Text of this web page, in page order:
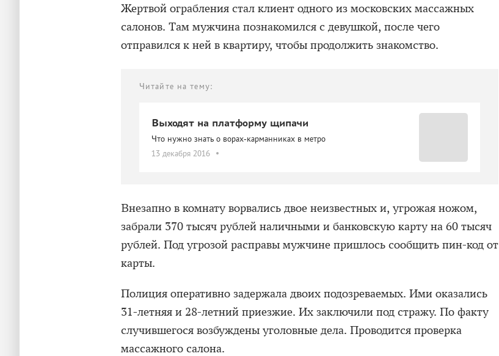
Жертвой ограбления стал клиент одного из московских массажных
салонов. Там мужчина познакомился с девушкой, после чего
отправился к ней в квартиру, чтобы продолжить знакомство.
Читайте на тему:
Выходят на платформу щипачи
Что нужно знать о ворах-карманниках в метро
13 декабря 2016
Внезапно в комнату ворвались двое неизвестных и, угрожая ножом,
забрали 370 тысяч рублей наличными и банковскую карту на 60 тысяч
рублей. Под угрозой расправы мужчине пришлось сообщить пин-код от
карты.
Полиция оперативно задержала двоих подозреваемых. Ими оказались
31-летняя и 28-летний приезжие. Их заключили под стражу. По факту
случившегося возбуждены уголовные дела. Проводится проверка
массажного салона.